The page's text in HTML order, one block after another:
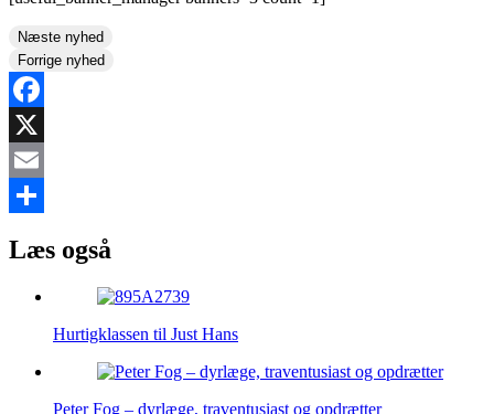
Næste nyhed
Forrige nyhed
Facebook
X
Email
Læs også
Hurtigklassen til Just Hans
Peter Fog – dyrlæge, traventusiast og opdrætter